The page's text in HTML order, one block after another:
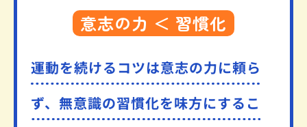
意志の力 ＜ 習慣化
運動を続けるコツは意志の力に頼ら
ず、 無意識の習慣化を味方にするこ